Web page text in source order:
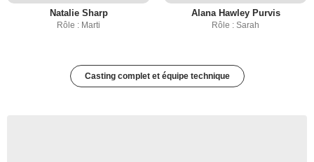
Natalie Sharp
Rôle : Marti
Alana Hawley Purvis
Rôle : Sarah
Casting complet et équipe technique